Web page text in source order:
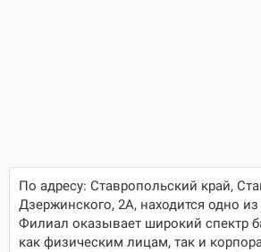
По адресу: Ставропольский край,
Дзержинского, 2А, находится одно
Филиал оказывает широкий спектр
как физическим лицам, так и